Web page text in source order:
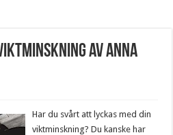
av Anna
Har du svårt att lyckas med din
viktminskning? Du kanske har